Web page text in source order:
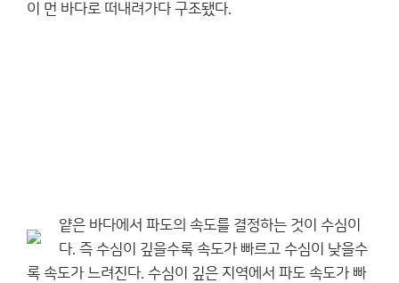
이 먼 바다로 떠내려가다 구조됐다.
얕은 바다에서 파도의 속도를 결정하는 것이 수심이
다. 즉 수심이 깊을수록 속도가 빠르고 수심이 낮을수
록 속도가 느려진다. 수심이 깊은 지역에서 파도 속도가 빠